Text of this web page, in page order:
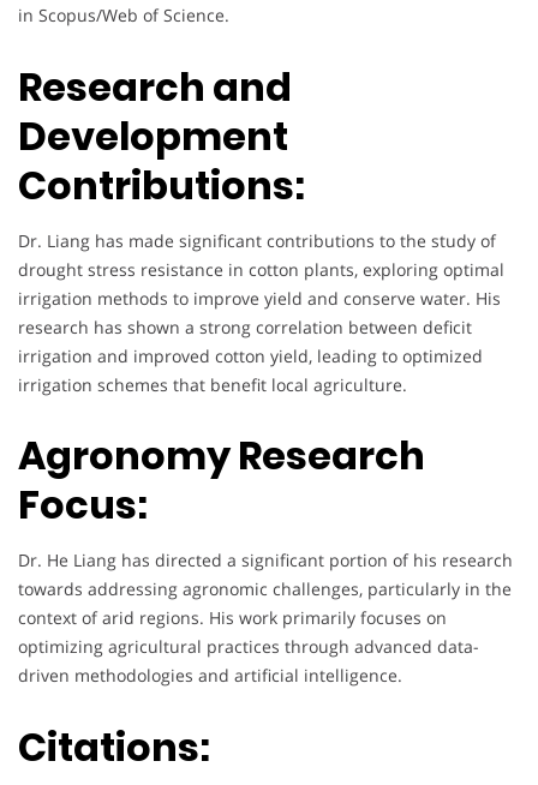
in Scopus/Web of Science.
Research and
Development
Contributions:
Dr. Liang has made significant contributions to the study of
drought stress resistance in cotton plants, exploring optimal
irrigation methods to improve yield and conserve water. His
research has shown a strong correlation between deficit
irrigation and improved cotton yield, leading to optimized
irrigation schemes that benefit local agriculture.
Agronomy Research
Focus:
Dr. He Liang has directed a significant portion of his research
towards addressing agronomic challenges, particularly in the
context of arid regions. His work primarily focuses on
optimizing agricultural practices through advanced data-
driven methodologies and artificial intelligence.
Citations: